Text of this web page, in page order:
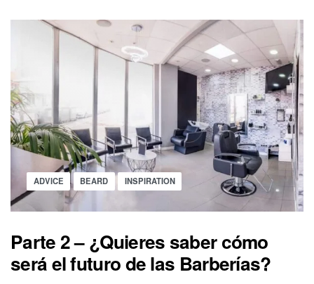
OPEN
CART
MI
CUENTA
Posted
in
ADVICE BEARD INSPIRATION
Parte 2 – ¿Quieres saber cómo
será el futuro de las Barberías?